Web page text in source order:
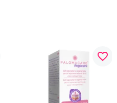
favorite_border